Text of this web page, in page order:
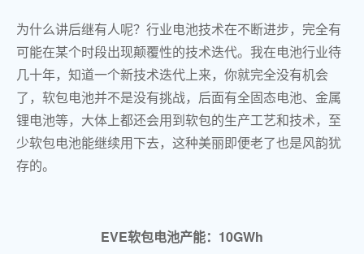
为什么讲后继有人呢？行业电池技术在不断进步，完全有
可能在某个时段出现颠覆性的技术迭代。我在电池行业待
几十年，知道一个新技术迭代上来，你就完全没有机会
了，软包电池并不是没有挑战，后面有全固态电池、金属
锂电池等，大体上都还会用到软包的生产工艺和技术，至
少软包电池能继续用下去，这种美丽即便老了也是风韵犹
存的。
EVE软包电池产能：10GWh